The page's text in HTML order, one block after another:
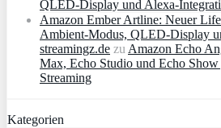
QLED‑Display und
Amazon Ember Artline: Neuer
Ambient‑Modus, QLED‑Display
streamingz.de zu Amazon Echo
Max, Echo Studio und Echo
Streaming
Kategorien